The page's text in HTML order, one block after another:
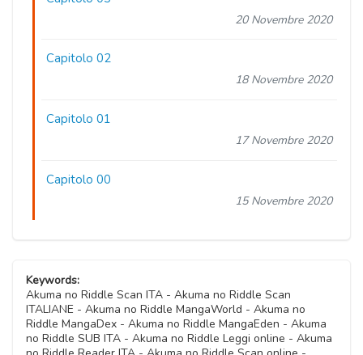
20 Novembre 2020
Capitolo 02
18 Novembre 2020
Capitolo 01
17 Novembre 2020
Capitolo 00
15 Novembre 2020
Keywords:
Akuma no Riddle Scan ITA - Akuma no Riddle Scan
ITALIANE - Akuma no Riddle MangaWorld - Akuma no
Riddle MangaDex - Akuma no Riddle MangaEden - Akuma
no Riddle SUB ITA - Akuma no Riddle Leggi online - Akuma